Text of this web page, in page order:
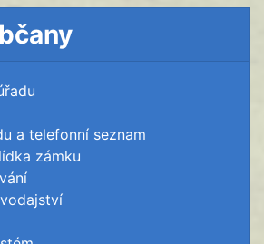
a telefonní seznam
zámku